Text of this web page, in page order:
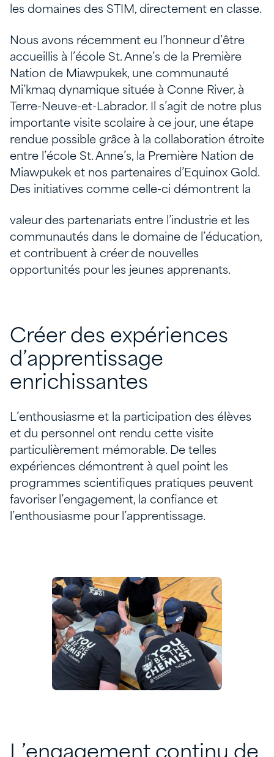
les domaines des STIM, directement en classe.
Nous avons récemment eu l’honneur d’être
accueillis à l’école St. Anne’s de la Première
Nation de Miawpukek, une communauté
Mi’kmaq dynamique située à Conne River, à
Terre-Neuve-et-Labrador. Il s’agit de notre plus
importante visite scolaire à ce jour, une étape
rendue possible grâce à la collaboration étroite
entre l’école St. Anne’s, la Première Nation de
Miawpukek et nos partenaires d’Equinox Gold.
Des initiatives comme celle-ci démontrent la
valeur des partenariats entre l’industrie et les
communautés dans le domaine de l’éducation,
et contribuent à créer de nouvelles
opportunités pour les jeunes apprenants.
Créer des expériences
d’apprentissage
enrichissantes
L’enthousiasme et la participation des élèves
et du personnel ont rendu cette visite
particulièrement mémorable. De telles
expériences démontrent à quel point les
programmes scientifiques pratiques peuvent
favoriser l’engagement, la confiance et
l’enthousiasme pour l’apprentissage.